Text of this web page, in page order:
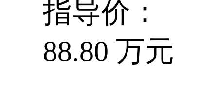
指导价：
88.80 万元